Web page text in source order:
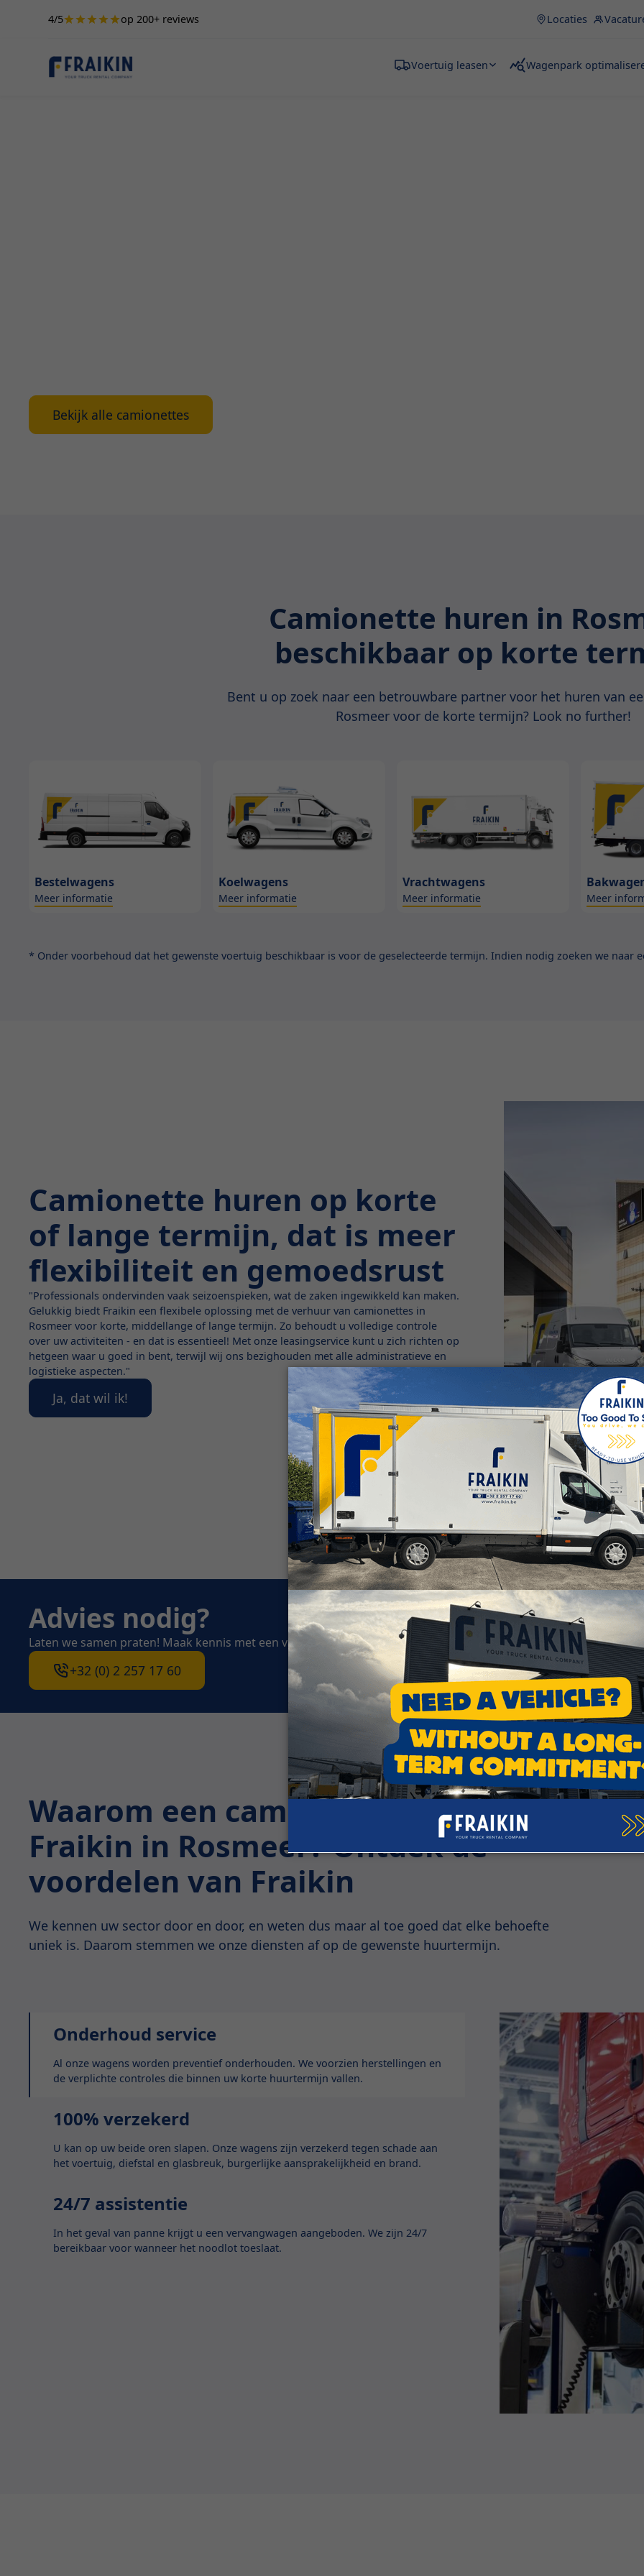
4/5 op 200+ reviews Locaties
Voertuig leasen Wagenpark
Bekijk alle camionettes
Camionette huren in
beschikbaar op korte
Bent u op zoek naar een betrouwbare partner voor het huren van
Rosmeer voor de korte termijn? Look no further!
Bestelwagens
Meer informatie
Koelwagens
Meer informatie
Vrachtwagens
Meer informatie Meer
* Onder voorbehoud dat het gewenste voertuig beschikbaar is voor de geselecteerde termijn. Indien nodig zoeken we naar
Camionette huren op korte
of lange termijn, dat is meer
flexibiliteit en gemoedsrust
"Professionals ondervinden vaak seizoenspieken, wat de zaken ingewikkeld kan maken.
Gelukkig biedt Fraikin een flexibele oplossing met de verhuur van camionettes in
Rosmeer voor korte, middellange of lange termijn. Zo behoudt u volledige controle
over uw activiteiten - en dat is essentieel! Met onze leasingservice kunt u zich richten op
hetgeen waar u goed in bent, terwijl wij ons bezighouden met alle administratieve en
logistieke aspecten."
Ja, dat wil ik!
Advies nodig?
Laten we samen praten! Maak kennis met een van onze adviseurs en ontdek samen onze oplossingen om u te
+32 (0) 2 257 17 60
Waarom een camionette huren bij
Fraikin in Rosmeer? Ontdek de
voordelen van Fraikin
We kennen uw sector door en door, en weten dus maar al toe goed dat elke behoefte
uniek is. Daarom stemmen we onze diensten af op de gewenste huurtermijn.
Onderhoud service
Al onze wagens worden preventief onderhouden. We voorzien herstellingen en
de verplichte controles die binnen uw korte huurtermijn vallen.
100% verzekerd
U kan op uw beide oren slapen. Onze wagens zijn verzekerd tegen schade aan
het voertuig, diefstal en glasbreuk, burgerlijke aansprakelijkheid en brand.
24/7 assistentie
In het geval van panne krijgt u een vervangwagen aangeboden. We zijn 24/7
bereikbaar voor wanneer het noodlot toeslaat.